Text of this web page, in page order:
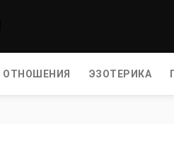
ОТНОШЕНИЯ ЭЗОТЕРИКА